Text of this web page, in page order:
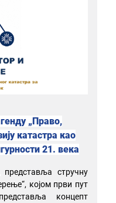
„Право,
катастра као
21. века
представља стручну
којом први пут
концепт